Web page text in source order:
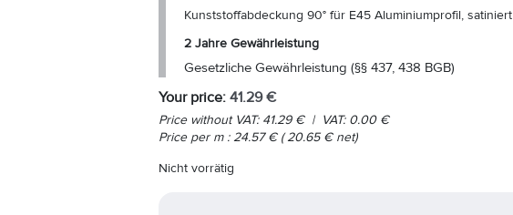
Kunststoffabdeckung 90° für E45 Aluminiumprofil, satiniert
2 Jahre Gewährleistung
Gesetzliche Gewährleistung (§§ 437, 438 BGB)
Your price: 41.29€
Price without VAT: 41.29€ | VAT: 0.00€
Price per m:24.57€ (20.65€net)
Nicht vorrätig